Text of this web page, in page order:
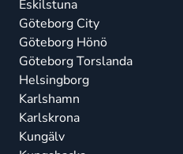
Eskilstuna
Göteborg City
Göteborg Hönö
Göteborg Torslanda
Helsingborg
Karlshamn
Karlskrona
Kungälv